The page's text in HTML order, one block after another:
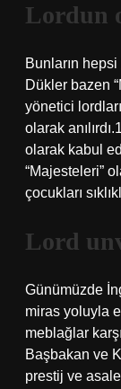
Lordun
Bunların
Dükler bazen
yönetici
olarak
olarak kabul
“Majesteleri”
çocukları
Lord
Günümüzde
miras yoluyla
meblağlar
Başbakan ve
prestij ve